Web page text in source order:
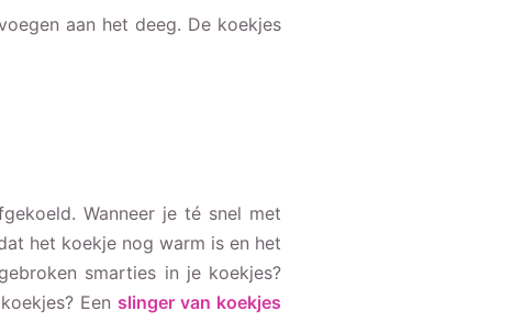
aan het deeg. De koekjes
Wanneer je té snel met
het koekje nog warm is en het
smarties in je koekjes?
Een slinger van koekjes